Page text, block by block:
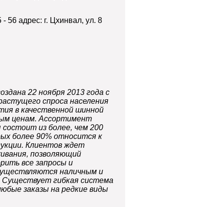
56 адрес: г. Цхинвал, ул. 8
22 ноября 2013 года с
спроса населения
в качественной шинной
ценам. Ассортимент
из более, чем 200
более 90% относится к
Клиентов ждет
позволяющий
все запросы и
наличным и
Существует гибкая система
заказы на редкие виды